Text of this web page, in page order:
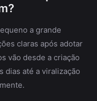
a grande
claras após adotar
vão desde a criação
dias até a viralização